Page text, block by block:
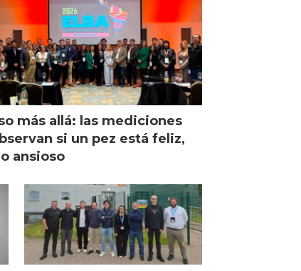
más allá: las mediciones
si un pez está feliz,
ansioso